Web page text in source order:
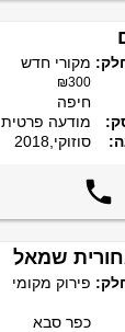
מקורי חדש
₪300
חיפה
מודעה פרטית
סוזוקי,2018

שמאל
פירוק מקומי
כפר סבא